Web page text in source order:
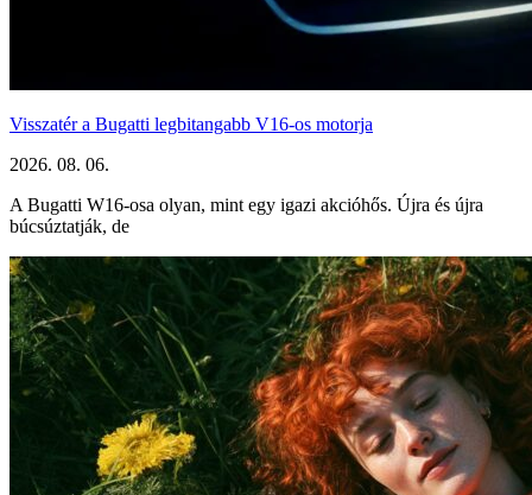
Visszatér a Bugatti legbitangabb V16-os motorja
2026. 08. 06.
A Bugatti W16-osa olyan, mint egy igazi akcióhős. Újra és újra
búcsúztatják, de